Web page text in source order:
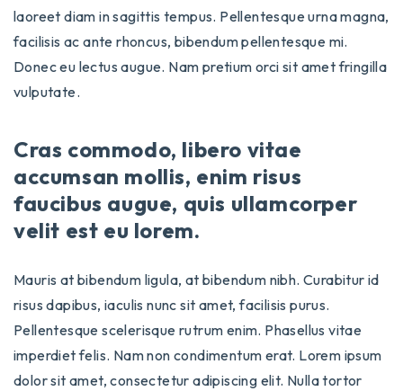
laoreet diam in sagittis tempus. Pellentesque urna magna,
facilisis ac ante rhoncus, bibendum pellentesque mi.
Donec eu lectus augue. Nam pretium orci sit amet fringilla
vulputate.
Cras commodo, libero vitae
accumsan mollis, enim risus
faucibus augue, quis ullamcorper
velit est eu lorem.
Mauris at bibendum ligula, at bibendum nibh. Curabitur id
risus dapibus, iaculis nunc sit amet, facilisis purus.
Pellentesque scelerisque rutrum enim. Phasellus vitae
imperdiet felis. Nam non condimentum erat. Lorem ipsum
dolor sit amet, consectetur adipiscing elit. Nulla tortor